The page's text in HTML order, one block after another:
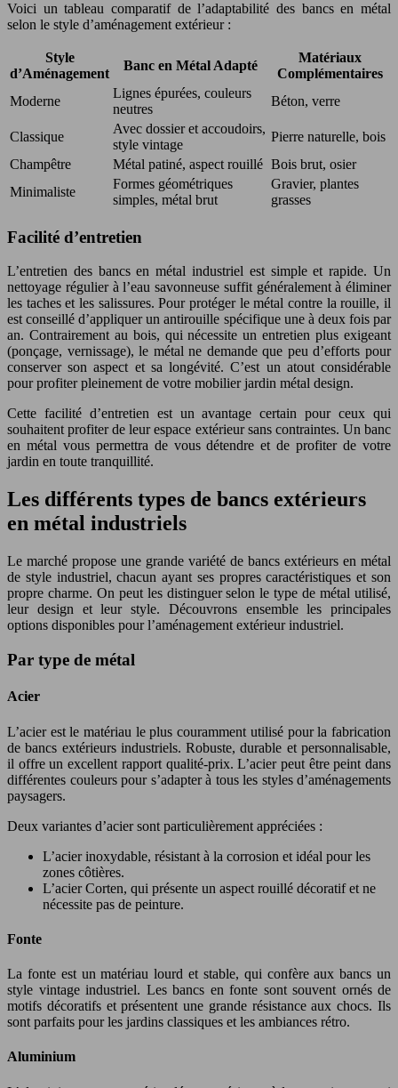
Voici un tableau comparatif de l’adaptabilité des bancs en métal
selon le style d’aménagement extérieur :
Style
d’Aménagement
Banc en Métal Adapté
Matériaux
Complémentaires
Moderne
Lignes épurées, couleurs
neutres
Béton, verre
Classique
Avec dossier et accoudoirs,
style vintage
Pierre naturelle, bois
Champêtre
Métal patiné, aspect rouillé Bois brut, osier
Minimaliste
Formes géométriques
simples, métal brut
Gravier, plantes
grasses
Facilité d’entretien
L’entretien des bancs en métal industriel est simple et rapide. Un
nettoyage régulier à l’eau savonneuse suffit généralement à éliminer
les taches et les salissures. Pour protéger le métal contre la rouille, il
est conseillé d’appliquer un antirouille spécifique une à deux fois par
an. Contrairement au bois, qui nécessite un entretien plus exigeant
(ponçage, vernissage), le métal ne demande que peu d’efforts pour
conserver son aspect et sa longévité. C’est un atout considérable
pour profiter pleinement de votre mobilier jardin métal design.
Cette facilité d’entretien est un avantage certain pour ceux qui
souhaitent profiter de leur espace extérieur sans contraintes. Un banc
en métal vous permettra de vous détendre et de profiter de votre
jardin en toute tranquillité.
Les différents types de bancs extérieurs
en métal industriels
Le marché propose une grande variété de bancs extérieurs en métal
de style industriel, chacun ayant ses propres caractéristiques et son
propre charme. On peut les distinguer selon le type de métal utilisé,
leur design et leur style. Découvrons ensemble les principales
options disponibles pour l’aménagement extérieur industriel.
Par type de métal
Acier
L’acier est le matériau le plus couramment utilisé pour la fabrication
de bancs extérieurs industriels. Robuste, durable et personnalisable,
il offre un excellent rapport qualité-prix. L’acier peut être peint dans
différentes couleurs pour s’adapter à tous les styles d’aménagements
paysagers.
Deux variantes d’acier sont particulièrement appréciées :
L’acier inoxydable, résistant à la corrosion et idéal pour les
zones côtières.
L’acier Corten, qui présente un aspect rouillé décoratif et ne
nécessite pas de peinture.
Fonte
La fonte est un matériau lourd et stable, qui confère aux bancs un
style vintage industriel. Les bancs en fonte sont souvent ornés de
motifs décoratifs et présentent une grande résistance aux chocs. Ils
sont parfaits pour les jardins classiques et les ambiances rétro.
Aluminium